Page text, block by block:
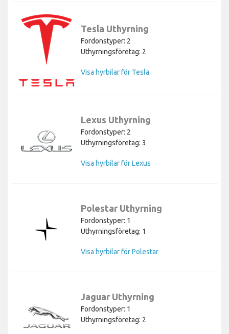
Tesla Uthyrning
Fordonstyper: 2
Uthyrningsföretag: 2
Visa hyrbilar för Tesla
Lexus Uthyrning
Fordonstyper: 2
Uthyrningsföretag: 3
Visa hyrbilar för Lexus
Polestar Uthyrning
Fordonstyper: 1
Uthyrningsföretag: 1
Visa hyrbilar för Polestar
Jaguar Uthyrning
Fordonstyper: 1
Uthyrningsföretag: 2